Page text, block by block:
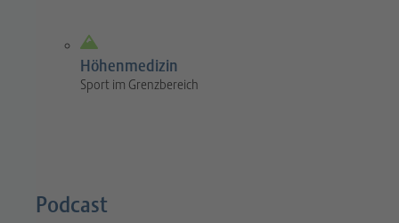
Höhenmedizin
Sport im Grenzbereich
Podcast